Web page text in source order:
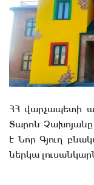
ՀՀ վարչապետի
Տարոն Չախոյանը
է Նոր Գյուղ
ներկա